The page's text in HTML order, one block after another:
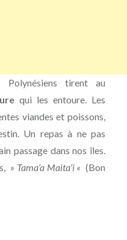
tirent au
qui les entoure. Les
viandes et poissons,
Un repas à ne pas
passage dans nos îles.
» Tama’a Maita’i « (Bon